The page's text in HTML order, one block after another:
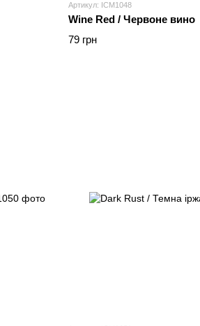
Артикул: ICM1048
Wine Red / Червоне вино
79 грн